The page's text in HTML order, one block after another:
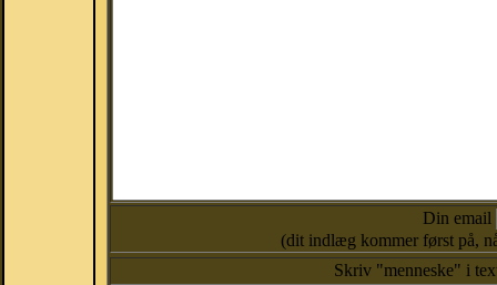
Din email
(dit indlæg kommer først på,
Skriv "menneske" i